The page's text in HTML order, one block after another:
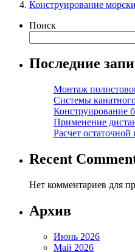
Конструирование
Поиск
Последние
Монтаж
Системы
Конструирование
Применение
Расчет
Recent
Нет комментариев для
Архив
Июнь 2026
Май 2026